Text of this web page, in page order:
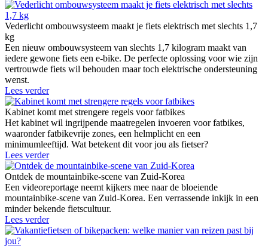
Vederlicht ombouwsysteem maakt je fiets elektrisch met slechts 1,7
kg
Een nieuw ombouwsysteem van slechts 1,7 kilogram maakt van
iedere gewone fiets een e-bike. De perfecte oplossing voor wie zijn
vertrouwde fiets wil behouden maar toch elektrische ondersteuning
wenst.
Lees verder
Kabinet komt met strengere regels voor fatbikes
Het kabinet wil ingrijpende maatregelen invoeren voor fatbikes,
waaronder fatbikevrije zones, een helmplicht en een
minimumleeftijd. Wat betekent dit voor jou als fietser?
Lees verder
Ontdek de mountainbike-scene van Zuid-Korea
Een videoreportage neemt kijkers mee naar de bloeiende
mountainbike-scene van Zuid-Korea. Een verrassende inkijk in een
minder bekende fietscultuur.
Lees verder